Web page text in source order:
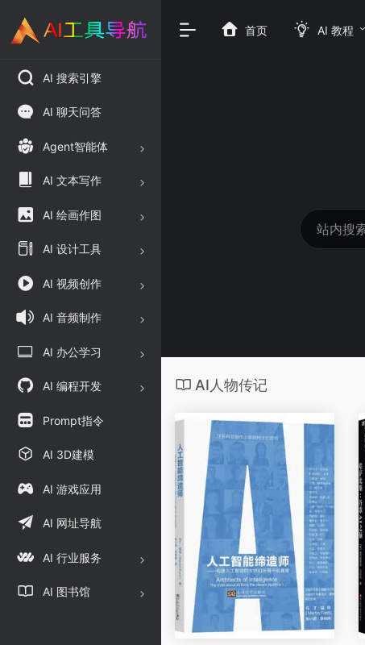
AI 搜索引擎
AI 聊天问答
Agent智能体
AI 文本写作
AI 绘画作图
AI 设计工具
AI 视频创作
AI 音频制作
AI 办公学习
AI 编程开发
Prompt指令
AI 3D建模
AI 游戏应用
AI 网址导航
AI 行业服务
AI 图书馆
首页 AI 教程
AI人物传记